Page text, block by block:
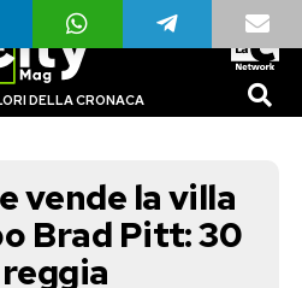
DELLA CRONACA
vende la villa
Brad Pitt: 30